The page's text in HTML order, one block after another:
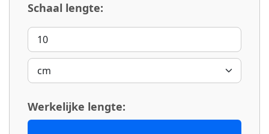
Schaal lengte:
Werkelijke lengte: